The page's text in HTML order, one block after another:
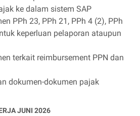
ke dalam sistem SAP
PPh 23, PPh 21, PPh 4 (2), PPh
keperluan pelaporan ataupun
terkait reimbursement PPN dan
dokumen-dokumen pajak
JUNI 2026